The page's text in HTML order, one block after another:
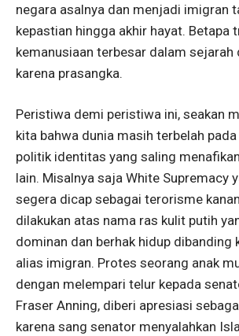
negara asalnya dan menjadi imigran
kepastian hingga akhir hayat. Betapa
kemanusiaan terbesar dalam sejarah
karena prasangka.
Peristiwa demi peristiwa ini, seakan
kita bahwa dunia masih terbelah
politik identitas yang saling
lain. Misalnya saja White Supremacy
segera dicap sebagai terorisme
dilakukan atas nama ras kulit putih
dominan dan berhak hidup dibanding
alias imigran. Protes seorang anak
dengan melempari telur kepada
Fraser Anning, diberi apresiasi
karena sang senator menyalahkan